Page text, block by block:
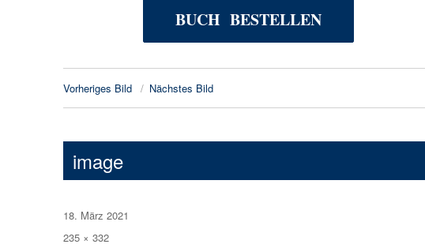
BUCH BESTELLEN
Vorheriges Bild Nächstes Bild
image
Veröffentlicht
am
18. März 2021
Volle
235 × 332